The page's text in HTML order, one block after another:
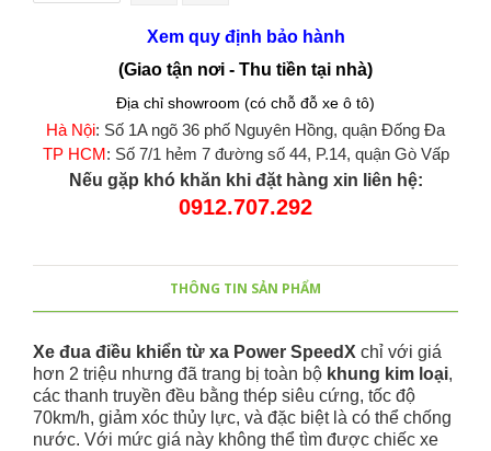
Xem quy định bảo hành
(Giao tận nơi - Thu tiền tại nhà)
Địa chỉ showroom (có chỗ đỗ xe ô tô)
Hà Nội: Số 1A ngõ 36 phố Nguyên Hồng, quận Đống Đa
TP HCM : Số 7/1 hẻm 7 đường số 44, P.14, quận Gò Vấp
Nếu gặp khó khăn khi đặt hàng xin liên hệ:
0912.707.292
THÔNG TIN SẢN PHẨM
Xe đua điều khiển từ xa Power SpeedX chỉ với giá
hơn 2 triệu nhưng đã trang bị toàn bộ khung kim loại,
các thanh truyền đều bằng thép siêu cứng, tốc độ
70km/h, giảm xóc thủy lực, và đặc biệt là có thể chống
nước. Với mức giá này không thể tìm được chiếc xe